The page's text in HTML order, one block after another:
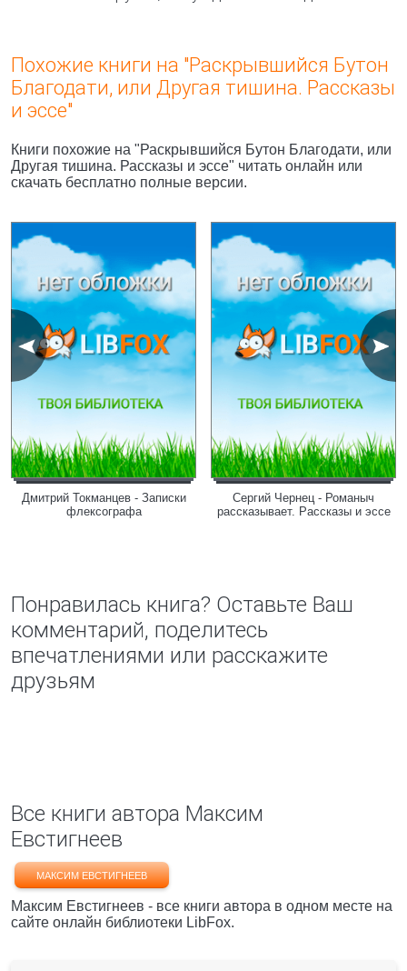
Похожие книги на "Раскрывшийся Бутон
Благодати, или Другая тишина. Рассказы
и эссе"
Книги похожие на "Раскрывшийся Бутон Благодати, или
Другая тишина. Рассказы и эссе" читать онлайн или
скачать бесплатно полные версии.
Дмитрий Токманцев - Записки
флексографа
Сергий Чернец - Романыч
рассказывает. Рассказы и эссе
Понравилась книга? Оставьте Ваш
комментарий, поделитесь
впечатлениями или расскажите
друзьям
Все книги автора Максим
Евстигнеев
МАКСИМ ЕВСТИГНЕЕВ
Максим Евстигнеев - все книги автора в одном месте на
сайте онлайн библиотеки LibFox.